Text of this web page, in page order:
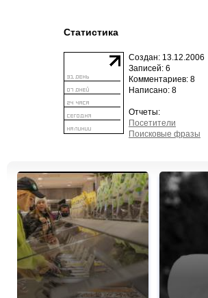
Статистика
Создан: 13.12.2006
Записей: 6
Комментариев: 8
Написано: 8
Отчеты:
Посетители
Поисковые фразы